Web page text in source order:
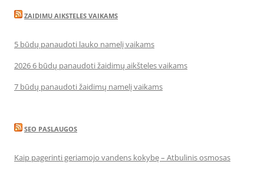
ZAIDIMU AIKSTELES VAIKAMS
5 būdų panaudoti lauko namelį vaikams
2026 6 būdų panaudoti žaidimų aikšteles vaikams
7 būdų panaudoti žaidimų namelį vaikams
SEO PASLAUGOS
Kaip pagerinti geriamojo vandens kokybę – Atbulinis osmosas